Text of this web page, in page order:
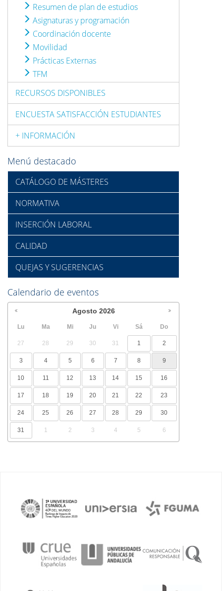
Resumen de plan de estudios
Asignaturas y programación
Coordinación docente
Movilidad
Prácticas Externas
TFM
RECURSOS DISPONIBLES
ENCUESTA SATISFACCIÓN ESTUDIANTES
+ INFORMACIÓN
Menú destacado
CATÁLOGO DE MÁSTERES
NORMATIVA
INSERCIÓN LABORAL
CALIDAD
QUEJAS Y SUGERENCIAS
Calendario de eventos
Agosto 2026
Lu Ma Mi Ju Vi Sá Do
27 28 29 30 31 1 2
3 4 5 6 7 8 9
10 11 12 13 14 15 16
17 18 19 20 21 22 23
24 25 26 27 28 29 30
31 1 2 3 4 5 6